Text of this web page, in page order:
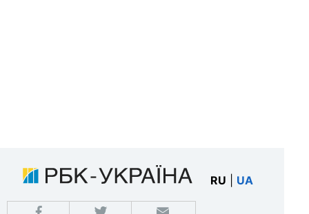
RU UA